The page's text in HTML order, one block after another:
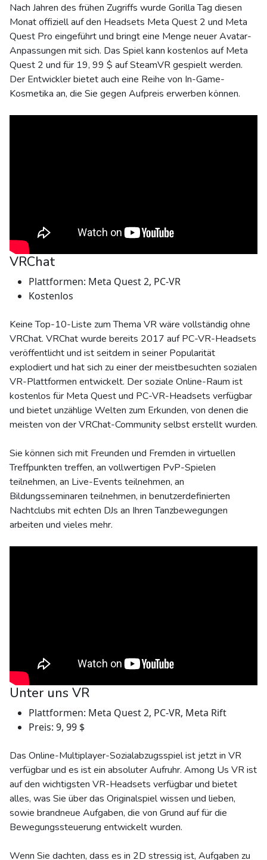
Nach Jahren des frühen Zugriffs wurde Gorilla Tag diesen
Monat offiziell auf den Headsets Meta Quest 2 und Meta
Quest Pro eingeführt und bringt eine Menge neuer Avatar-
Anpassungen mit sich. Das Spiel kann kostenlos auf Meta
Quest 2 und für 19, 99 $ auf SteamVR gespielt werden.
Der Entwickler bietet auch eine Reihe von In-Game-
Kosmetika an, die Sie gegen Aufpreis erwerben können.
VRChat
Plattformen: Meta Quest 2, PC-VR
Kostenlos
Keine Top-10-Liste zum Thema VR wäre vollständig ohne
VRChat. VRChat wurde bereits 2017 auf PC-VR-Headsets
veröffentlicht und ist seitdem in seiner Popularität
explodiert und hat sich zu einer der meistbesuchten sozialen
VR-Plattformen entwickelt. Der soziale Online-Raum ist
kostenlos für Meta Quest und PC-VR-Headsets verfügbar
und bietet unzählige Welten zum Erkunden, von denen die
meisten von der VRChat-Community selbst erstellt wurden.
Sie können sich mit Freunden und Fremden in virtuellen
Treffpunkten treffen, an vollwertigen PvP-Spielen
teilnehmen, an Live-Events teilnehmen, an
Bildungsseminaren teilnehmen, in benutzerdefinierten
Nachtclubs mit echten DJs an Ihren Tanzbewegungen
arbeiten und vieles mehr.
Unter uns VR
Plattformen: Meta Quest 2, PC-VR, Meta Rift
Preis: 9, 99 $
Das Online-Multiplayer-Sozialabzugsspiel ist jetzt in VR
verfügbar und es ist ein absoluter Aufruhr. Among Us VR ist
auf den wichtigsten VR-Headsets verfügbar und bietet
alles, was Sie über das Originalspiel wissen und lieben,
sowie brandneue Aufgaben, die von Grund auf für die
Bewegungssteuerung entwickelt wurden.
Wenn Sie dachten, dass es in 2D stressig ist, Aufgaben zu